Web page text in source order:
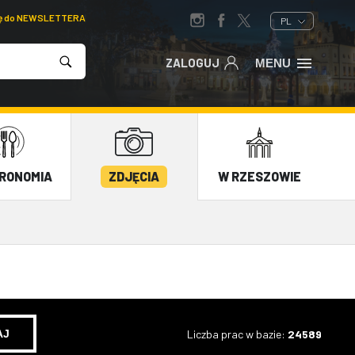
NEWSLETTERA PL
ZALOGUJ MENU
ZDJĘCIA W RZESZOWIE
Liczba prac w bazie: 24589